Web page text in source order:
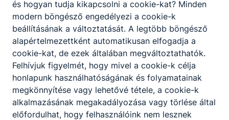
és hogyan tudja kikapcsolni a cookie-kat? Minden
modern böngésző engedélyezi a cookie-k
beállításának a változtatását. A legtöbb böngésző
alapértelmezettként automatikusan elfogadja a
cookie-kat, de ezek általában megváltoztathatók.
Felhívjuk figyelmét, hogy mivel a cookie-k célja
honlapunk használhatóságának és folyamatainak
megkönnyítése vagy lehetővé tétele, a cookie-k
alkalmazásának megakadályozása vagy törlése által
előfordulhat, hogy felhasználóink nem lesznek